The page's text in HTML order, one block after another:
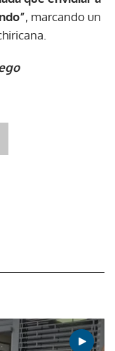
, marcando un